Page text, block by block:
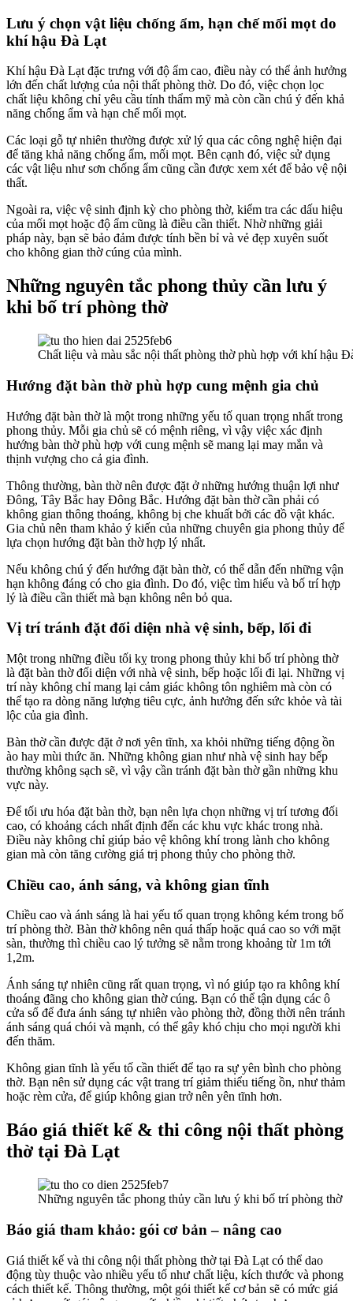
Lưu ý chọn vật liệu chống ẩm, hạn chế mối mọt do
khí hậu Đà Lạt
Khí hậu Đà Lạt đặc trưng với độ ẩm cao, điều này có thể ảnh hưởng
lớn đến chất lượng của nội thất phòng thờ. Do đó, việc chọn lọc
chất liệu không chỉ yêu cầu tính thẩm mỹ mà còn cần chú ý đến khả
năng chống ẩm và hạn chế mối mọt.
Các loại gỗ tự nhiên thường được xử lý qua các công nghệ hiện đại
để tăng khả năng chống ẩm, mối mọt. Bên cạnh đó, việc sử dụng
các vật liệu như sơn chống ẩm cũng cần được xem xét để bảo vệ nội
thất.
Ngoài ra, việc vệ sinh định kỳ cho phòng thờ, kiểm tra các dấu hiệu
của mối mọt hoặc độ ẩm cũng là điều cần thiết. Nhờ những giải
pháp này, bạn sẽ bảo đảm được tính bền bỉ và vẻ đẹp xuyên suốt
cho không gian thờ cúng của mình.
Những nguyên tắc phong thủy cần lưu ý
khi bố trí phòng thờ
Chất liệu và màu sắc nội thất phòng thờ phù hợp với khí hậu
Hướng đặt bàn thờ phù hợp cung mệnh gia chủ
Hướng đặt bàn thờ là một trong những yếu tố quan trọng nhất trong
phong thủy. Mỗi gia chủ sẽ có mệnh riêng, vì vậy việc xác định
hướng bàn thờ phù hợp với cung mệnh sẽ mang lại may mắn và
thịnh vượng cho cả gia đình.
Thông thường, bàn thờ nên được đặt ở những hướng thuận lợi như
Đông, Tây Bắc hay Đông Bắc. Hướng đặt bàn thờ cần phải có
không gian thông thoáng, không bị che khuất bởi các đồ vật khác.
Gia chủ nên tham khảo ý kiến của những chuyên gia phong thủy để
lựa chọn hướng đặt bàn thờ hợp lý nhất.
Nếu không chú ý đến hướng đặt bàn thờ, có thể dẫn đến những vận
hạn không đáng có cho gia đình. Do đó, việc tìm hiểu và bố trí hợp
lý là điều cần thiết mà bạn không nên bỏ qua.
Vị trí tránh đặt đối diện nhà vệ sinh, bếp, lối đi
Một trong những điều tối kỵ trong phong thủy khi bố trí phòng thờ
là đặt bàn thờ đối diện với nhà vệ sinh, bếp hoặc lối đi lại. Những vị
trí này không chỉ mang lại cảm giác không tôn nghiêm mà còn có
thể tạo ra dòng năng lượng tiêu cực, ảnh hưởng đến sức khỏe và tài
lộc của gia đình.
Bàn thờ cần được đặt ở nơi yên tĩnh, xa khỏi những tiếng động ồn
ào hay mùi thức ăn. Những không gian như nhà vệ sinh hay bếp
thường không sạch sẽ, vì vậy cần tránh đặt bàn thờ gần những khu
vực này.
Để tối ưu hóa đặt bàn thờ, bạn nên lựa chọn những vị trí tương đối
cao, có khoảng cách nhất định đến các khu vực khác trong nhà.
Điều này không chỉ giúp bảo vệ không khí trong lành cho không
gian mà còn tăng cường giá trị phong thủy cho phòng thờ.
Chiều cao, ánh sáng, và không gian tĩnh
Chiều cao và ánh sáng là hai yếu tố quan trọng không kém trong bố
trí phòng thờ. Bàn thờ không nên quá thấp hoặc quá cao so với mặt
sàn, thường thì chiều cao lý tưởng sẽ nằm trong khoảng từ 1m tới
1,2m.
Ánh sáng tự nhiên cũng rất quan trọng, vì nó giúp tạo ra không khí
thoáng đãng cho không gian thờ cúng. Bạn có thể tận dụng các ô
cửa sổ để đưa ánh sáng tự nhiên vào phòng thờ, đồng thời nên tránh
ánh sáng quá chói và mạnh, có thể gây khó chịu cho mọi người khi
đến thăm.
Không gian tĩnh là yếu tố cần thiết để tạo ra sự yên bình cho phòng
thờ. Bạn nên sử dụng các vật trang trí giảm thiểu tiếng ồn, như thảm
hoặc rèm cửa, để giúp không gian trở nên yên tĩnh hơn.
Báo giá thiết kế & thi công nội thất phòng
thờ tại Đà Lạt
Những nguyên tắc phong thủy cần lưu ý khi bố trí phòng thờ
Báo giá tham khảo: gói cơ bản – nâng cao
Giá thiết kế và thi công nội thất phòng thờ tại Đà Lạt có thể dao
động tùy thuộc vào nhiều yếu tố như chất liệu, kích thước và phong
cách thiết kế. Thông thường, một gói thiết kế cơ bản sẽ có mức giá